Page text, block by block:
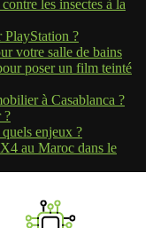
les insectes à la
PlayStation ?
votre salle de bains
poser un film teinté
à Casablanca ?
?
enjeux ?
au Maroc dans le